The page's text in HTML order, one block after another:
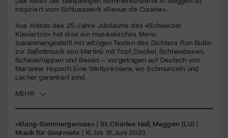
inspiriert vom Schlusswerk «Revue de Cuisine».
Aus Anlass des 25-Jahre Jubiläums des «Schweizer
Klaviertrio» hat dies ein musikalisches Menu
zusammengestellt mit witzigen Texten des Dichters Ron Butlin
zur Ballettmusik von Martinů mit Topf, Deckel, Schneebesen,
Scheuerlappen und Besen – vorgetragen auf Deutsch von
Marianne Hopsch. Eine Weltpremiere, wo Schmunzeln und
Lacher garantiert sind.
MEHR
«klang-Sommergenuss» | St. Charles Hall, Meggen (LU)|
Musik für Gourmets | 16. bis 18. Juni 2023
Engagiere dich als Kulturliebhaber:in, Kulturschaffende(r) oder
Kulturinstitution und unterstütze unsere Arbeit.
Mit deiner Mitgliedschaft erhältst du kostenlosen Zugang zu
diversen Kulturevents.
Jetzt Mitglied werden